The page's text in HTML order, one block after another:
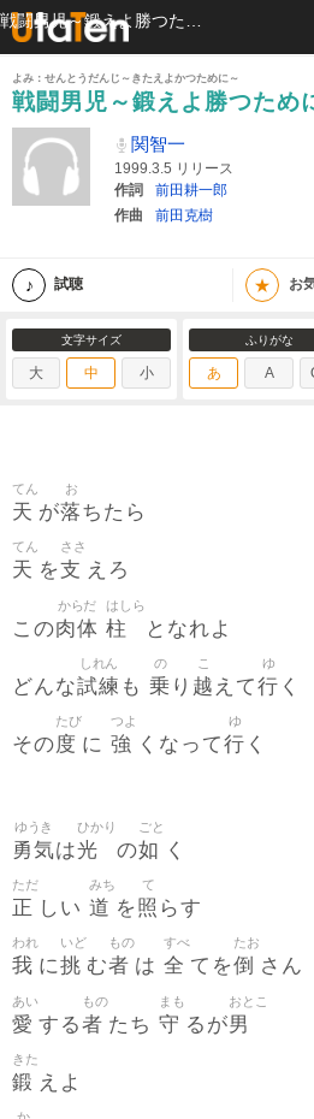
よみ：せんとうだんじ～きたえよかつために～
戦闘男児～鍛えよ勝つため
関智一
1999.3.5 リリース
作詞
前田耕一郎
作曲
前田克樹
試聴 ★ お
文字サイズ
大 中 小
ふりがな
あ A
天
てん
が落
お
ちたら
天
てん
を支
ささ
えろ
この肉体
からだ
柱
はしら
となれよ
どんな試練
しれん
も 乗
の
り 越
こ
えて行
ゆ
く
その度
たび
に 強
つよ
くなって行
ゆ
く
勇気
ゆうき
は光
ひかり
の如
ごと
く
正
ただ
しい 道
みち
を照
て
らす
我
われ
に挑
いど
む者
もの
は 全
すべ
てを倒
たお
さん
愛
あい
する者
もの
たち 守
まも
るが男
おとこ
鍛
きた
えよ